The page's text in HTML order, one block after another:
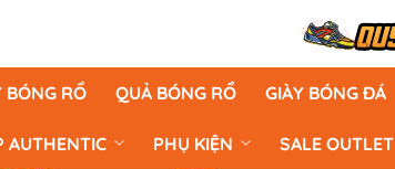
BÓNG RỔ QUẢ BÓNG RỔ GIÀY BÓNG ĐÁ
AUTHENTIC PHỤ KIỆN SALE OUTLET